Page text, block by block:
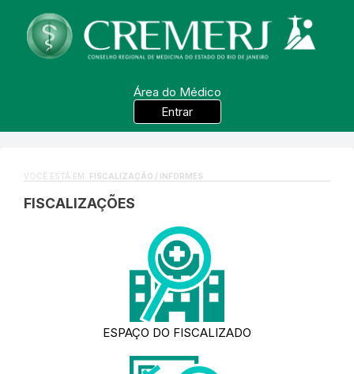
Área do Médico
Entrar
VOCÊ ESTÁ EM: FISCALIZAÇÃO / INFORMES
FISCALIZAÇÕES
ESPAÇO DO FISCALIZADO